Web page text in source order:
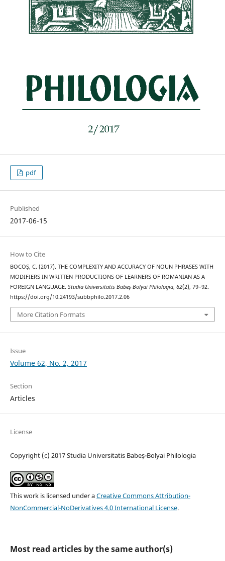
pdf
Published
2017-06-15
How to Cite
BOCOȘ, C. (2017). THE COMPLEXITY AND ACCURACY OF NOUN PHRASES WITH
MODIFIERS IN WRITTEN PRODUCTIONS OF LEARNERS OF ROMANIAN AS A
FOREIGN LANGUAGE. Studia Universitatis Babeș-Bolyai Philologia, 62(2), 79–92.
https://doi.org/10.24193/subbphilo.2017.2.06
More Citation Formats
Issue
Volume 62, No. 2, 2017
Section
Articles
License
Copyright (c) 2017 Studia Universitatis Babeș-Bolyai Philologia
This work is licensed under aCreative Commons Attribution-
NonCommercial-NoDerivatives 4.0 International License.
Most read articles by the same author(s)